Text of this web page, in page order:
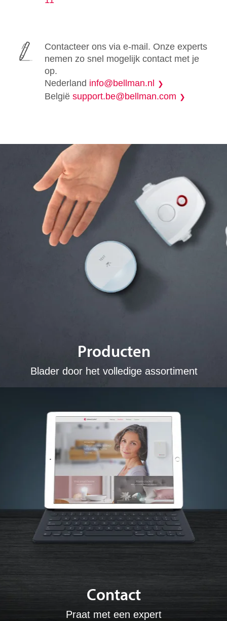
Contacteer ons via e-mail. Onze experts
nemen zo snel mogelijk contact met je
op.
Nederland info@bellman.nl
Belgiësupport.be@bellman.com
Producten
Blader door het volledige assortiment
Contact
Praat met een expert